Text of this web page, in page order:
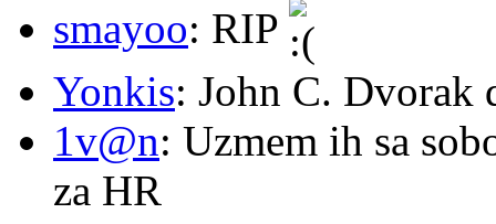
smayoo: RIP
Yonkis: John C. Dvorak
1v@n: Uzmem ih sa
za HR